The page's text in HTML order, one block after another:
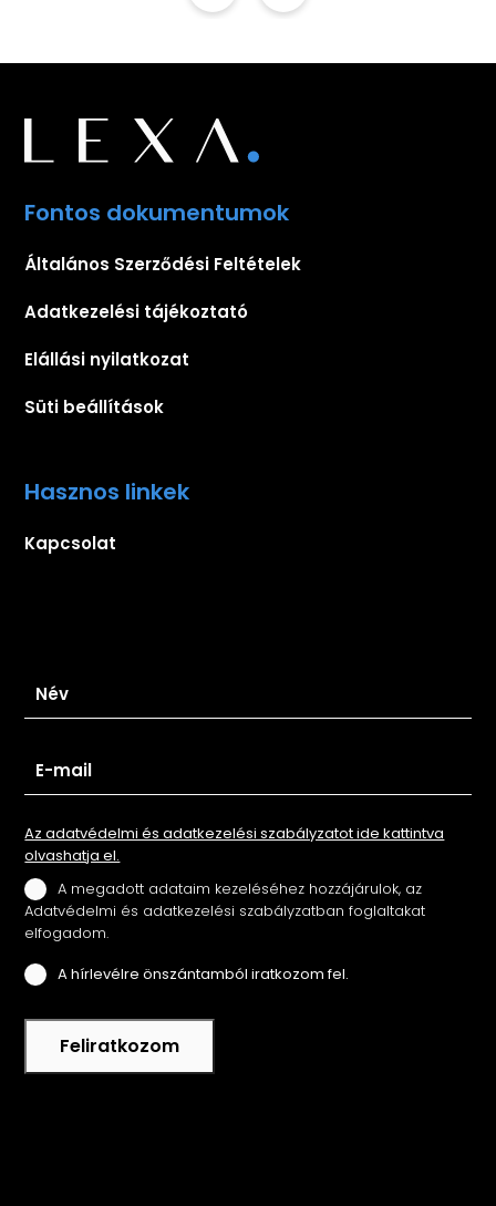
Fontos dokumentumok
Általános Szerződési Feltételek
Adatkezelési tájékoztató
Elállási nyilatkozat
Süti beállítások
Hasznos linkek
Kapcsolat
Az adatvédelmi és adatkezelési szabályzatot ide kattintva
olvashatja el.
A megadott adataim kezeléséhez hozzájárulok, az
Adatvédelmi és adatkezelési szabályzatban foglaltakat
elfogadom.
A hírlevélre önszántamból iratkozom fel.
Feliratkozom